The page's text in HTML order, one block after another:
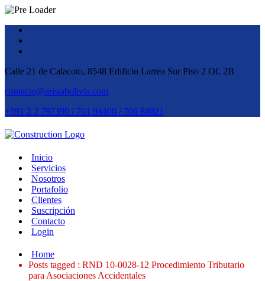
Calle 21 de Calacoto, 8548 Edificio Larrea Sur Piso 2 Of. 2B
contacto@aristabolivia.com
+591 2 2 797390 / 701 94400 / 706 88021
Inicio
Servicios
Nosotros
Portafolio
Clientes
Suscripción
Contacto
Login
Home
Posts tagged : RND 10-0028-12 Procedimiento Tributario
para Asociaciones Accidentales